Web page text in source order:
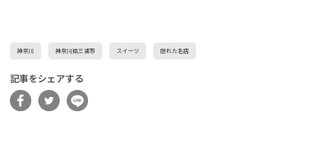
神奈川 神奈川県三浦市 スイーツ 隠れた名店
記事をシェアする